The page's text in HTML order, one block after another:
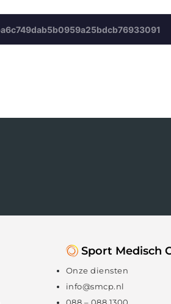
Sport Medisch
Onze diensten
info@smcp.nl